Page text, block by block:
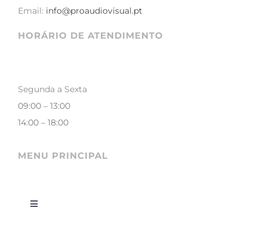
Email: info@proaudiovisual.pt
HORÁRIO DE ATENDIMENTO
Segunda a Sexta
09:00 – 13:00
14:00 – 18:00
MENU PRINCIPAL
Toggle